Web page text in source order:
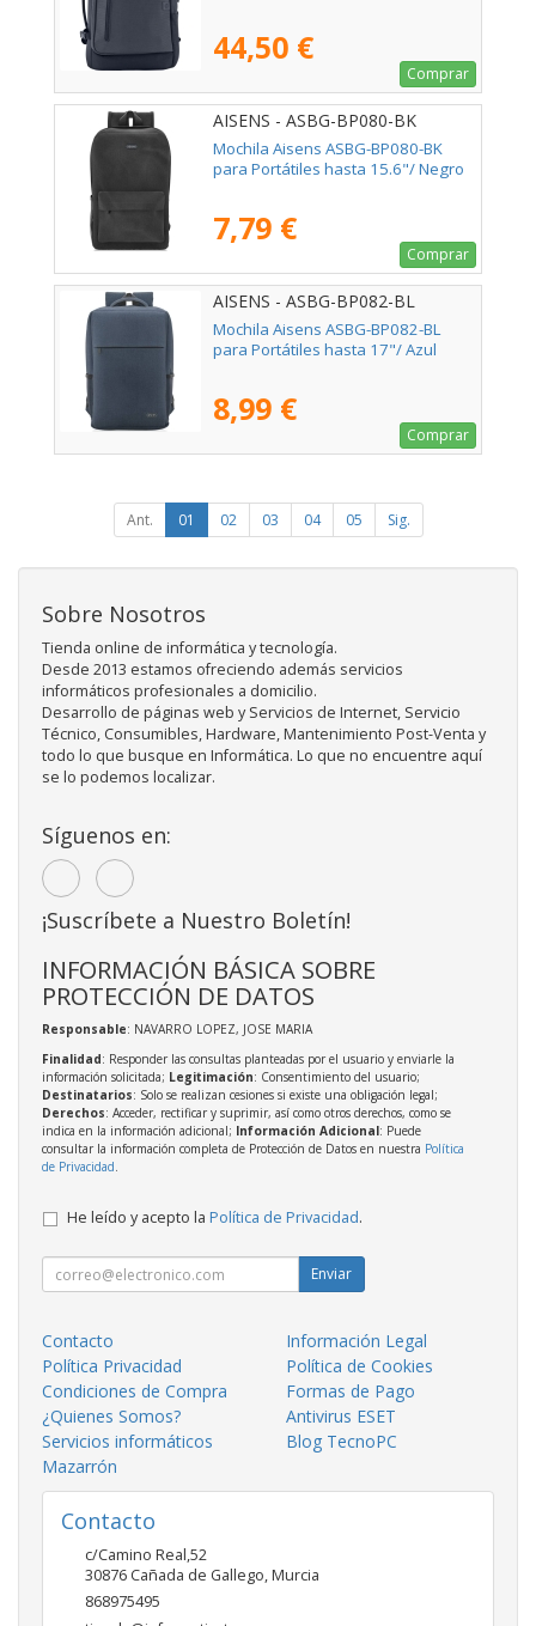
44,50 €
Comprar
AISENS - ASBG-BP080-BK
Mochila Aisens ASBG-BP080-BK
para Portátiles hasta 15.6"/ Negro
7,79 €
Comprar
AISENS - ASBG-BP082-BL
Mochila Aisens ASBG-BP082-BL
para Portátiles hasta 17"/ Azul
8,99 €
Comprar
Ant. 01 02 03 04 05 Sig.
Sobre Nosotros
Tienda online de informática y tecnología.
Desde 2013 estamos ofreciendo además servicios
informáticos profesionales a domicilio.
Desarrollo de páginas web y Servicios de Internet, Servicio
Técnico, Consumibles, Hardware, Mantenimiento Post-Venta y
todo lo que busque en Informática. Lo que no encuentre aquí
se lo podemos localizar.
Síguenos en:
¡Suscríbete a Nuestro Boletín!
INFORMACIÓN BÁSICA SOBRE
PROTECCIÓN DE DATOS
Responsable: NAVARRO LOPEZ, JOSE MARIA
Finalidad: Responder las consultas planteadas por el usuario y enviarle la
información solicitada; Legitimación: Consentimiento del usuario;
Destinatarios: Solo se realizan cesiones si existe una obligación legal;
Derechos: Acceder, rectificar y suprimir, así como otros derechos, como se
indica en la información adicional; Información Adicional: Puede
consultar la información completa de Protección de Datos en nuestra Política
de Privacidad.
He leído y acepto la Política de Privacidad.
Enviar
Contacto
Información Legal
Política Privacidad
Política de Cookies
Condiciones de Compra
Formas de Pago
¿Quienes Somos?
Antivirus ESET
Servicios informáticos
Mazarrón
Blog TecnoPC
Contacto
c/Camino Real,52
30876 Cañada de Gallego,Murcia
868975495